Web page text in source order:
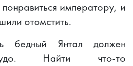
императору, и
отомстить.
бедный Янтал должен
Найти что-то